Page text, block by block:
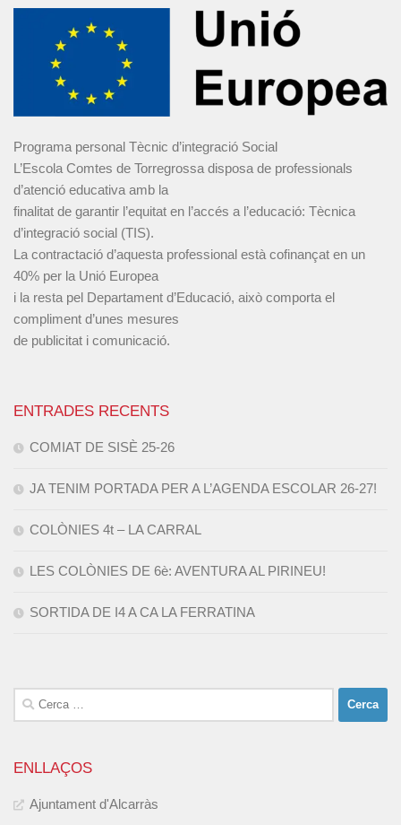
Programa personal Tècnic d’integració Social
L’Escola Comtes de Torregrossa disposa de professionals
d’atenció educativa amb la
finalitat de garantir l’equitat en l’accés a l’educació: Tècnica
d’integració social (TIS).
La contractació d’aquesta professional està cofinançat en un
40% per la Unió Europea
i la resta pel Departament d’Educació, això comporta el
compliment d’unes mesures
de publicitat i comunicació.
ENTRADES RECENTS
COMIAT DE SISÈ 25-26
JA TENIM PORTADA PER A L’AGENDA ESCOLAR 26-27!
COLÒNIES 4t – LA CARRAL
LES COLÒNIES DE 6è: AVENTURA AL PIRINEU!
SORTIDA DE I4 A CA LA FERRATINA
Cerca:
ENLLAÇOS
Ajuntament d'Alcarràs